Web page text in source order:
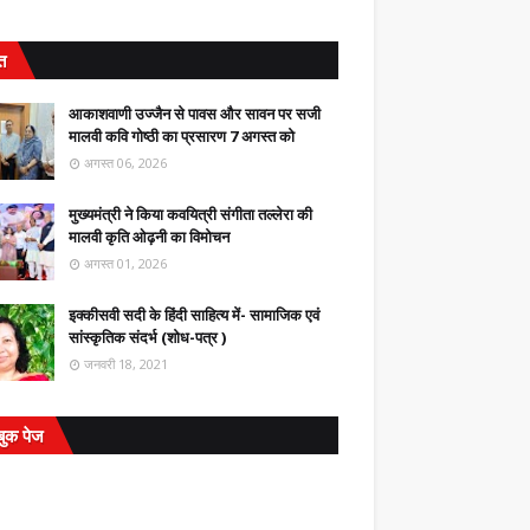
आकाशवाणी उज्जैन से पावस और सावन पर सजी
मालवी कवि गोष्ठी का प्रसारण 7 अगस्त को
अगस्त 06, 2026
मुख्यमंत्री ने किया कवयित्री संगीता तल्लेरा की
मालवी कृति ओढ़नी का विमोचन
अगस्त 01, 2026
इक्कीसवी सदी के हिंदी साहित्य में- सामाजिक एवं
सांस्कृतिक संदर्भ (शोध-पत्र )
जनवरी 18, 2021
पेज